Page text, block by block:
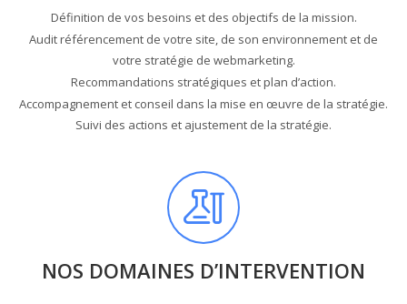
Définition de vos besoins et des objectifs de la mission.
Audit référencement de votre site, de son environnement et de
votre stratégie de webmarketing.
Recommandations stratégiques et plan d’action.
Accompagnement et conseil dans la mise en œuvre de la stratégie.
Suivi des actions et ajustement de la stratégie.
NOS DOMAINES D’INTERVENTION